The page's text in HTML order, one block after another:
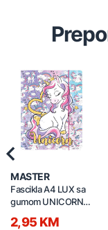
MASTER
Fascikla A4 LUX sa
gumom UNICORN
2,95 KM